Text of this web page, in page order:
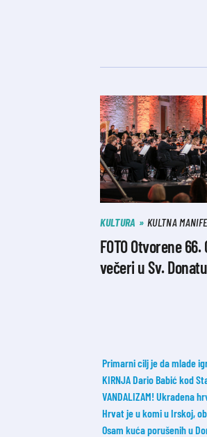
KULTURA KULTNA
FOTO Otvorene 66.
večeri u Sv. Donatu
Primarni cilj je da mlade
KIRNJA Dario Babić kod
VANDALIZAM! Ukradena
Hrvat je u komi u Irskoj,
Osam kuća porušenih u